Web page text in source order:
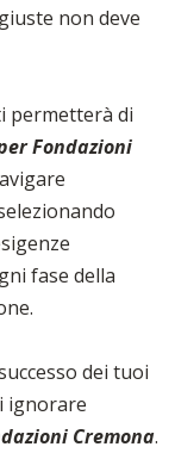
non deve
permetterà di
Fondazioni
fase della
dei tuoi
ignorare
Cremona.